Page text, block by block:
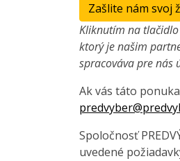
Zašlite nám svoj
Kliknutím na
ktorý je našim
spracováva pre nás
Ak vás táto
Spoločnosť
uvedené